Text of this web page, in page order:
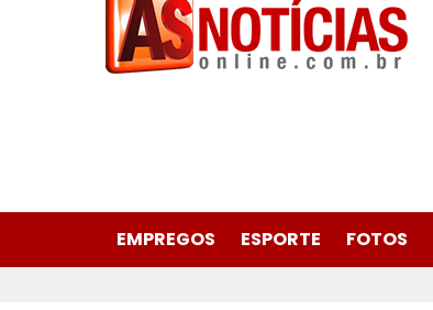
EMPREGOS ESPORTE FOTOS